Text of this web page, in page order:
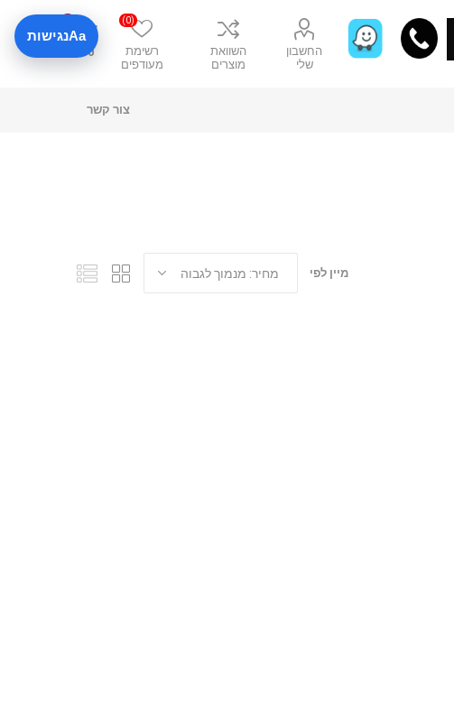
החשבון
שלי
השוואת
מוצרים
רשימת
מעודפים
(0)
₪0
צור קשר
מיין לפי
Aaנגישות